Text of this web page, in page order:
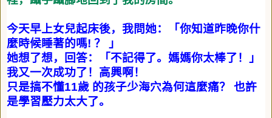
今天早上女兒起床後，我問她：「你知道昨晚你什
麼時候睡著的嗎! ？
」
她想了想，回答：「不記得了。媽媽你太棒了！」
我又一次成功了！高興啊！
只是搞不懂11歲 的孩子少海穴為何這麼痛？
也許
是學習壓力太大了。